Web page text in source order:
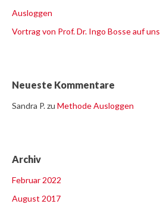
Ausloggen
Vortrag von Prof. Dr. Ingo Bosse auf
Neueste Kommentare
Sandra P.zu Methode Ausloggen
Archiv
Februar 2022
August 2017